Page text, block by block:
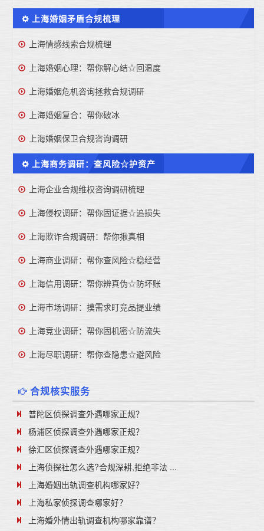
上海婚姻矛盾合规梳理
上海情感线索合规梳理
上海婚姻心理：帮你解心结☆回温度
上海婚姻危机咨询拯救合规调研
上海婚姻复合：帮你破冰
上海婚姻保卫合规咨询调研
上海商务调研：查风险☆护资产
上海企业合规维权咨询调研梳理
上海侵权调研：帮你固证据☆追损失
上海欺诈合规调研：帮你揪真相
上海商业调研：帮你查风险☆稳经营
上海信用调研：帮你辨真伪☆防坏账
上海市场调研：摸需求盯竞品提业绩
上海竞业调研：帮你固机密☆防流失
上海尽职调研：帮你查隐患☆避风险
合规核实服务
普陀区侦探调查外遇哪家正规？
杨浦区侦探调查外遇哪家正规？
徐汇区侦探调查外遇哪家正规？
上海侦探社怎么选?合规深耕,拒绝非法 ...
上海婚姻出轨调查机构哪家好？
上海私家侦探调查哪家好？
上海婚外情出轨调查机构哪家靠谱？